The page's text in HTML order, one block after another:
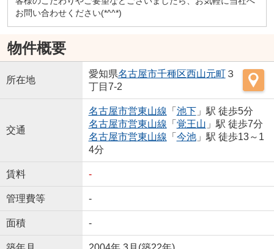
お問い合わせください(*^^*)
物件概要
所在地
愛知県名古屋市千種区西山元町３
丁目7-2
交通
名古屋市営東山線 「 池下」駅 徒歩5分
名古屋市営東山線 「 覚王山 」駅 徒歩7分
名古屋市営東山線 「 今池」駅 徒歩13～1
4分
賃料 -
管理費等 -
面積 -